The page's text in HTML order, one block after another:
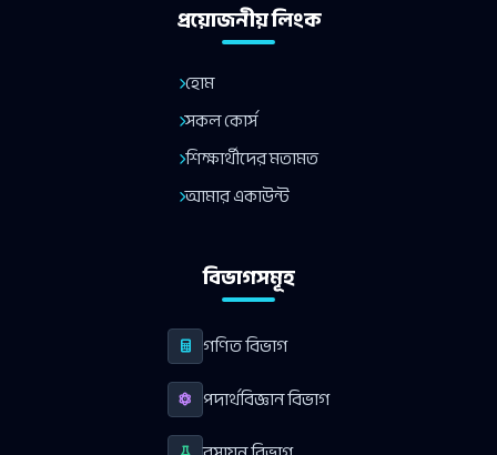
প্রয়োজনীয় লিংক
হোম
সকল কোর্স
শিক্ষার্থীদের মতামত
আমার একাউন্ট
বিভাগসমূহ
গণিত বিভাগ
পদার্থবিজ্ঞান বিভাগ